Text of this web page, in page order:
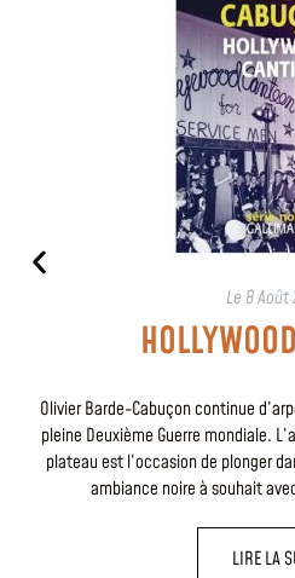
Le 8 Août
Olivier Barde-Cabuçon continue
pleine Deuxième Guerre mondiale.
plateau est l’occasion de plonger
ambiance noire à souhait
LIRE LA